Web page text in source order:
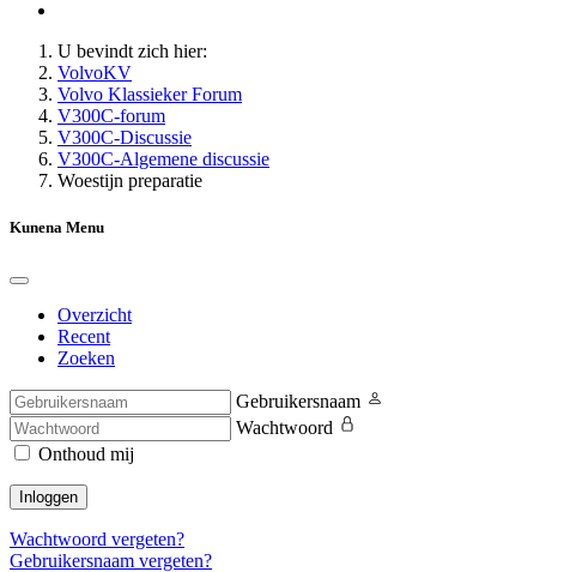
U bevindt zich hier:
VolvoKV
Volvo Klassieker Forum
V300C-forum
V300C-Discussie
V300C-Algemene discussie
Woestijn preparatie
Kunena Menu
Overzicht
Recent
Zoeken
Gebruikersnaam
Wachtwoord
Onthoud mij
Inloggen
Wachtwoord vergeten?
Gebruikersnaam vergeten?